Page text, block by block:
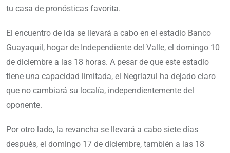
tu casa de pronósticas favorita.
El encuentro de ida se llevará a cabo en el estadio Banco
Guayaquil, hogar de Independiente del Valle, el domingo 10
de diciembre a las 18 horas. A pesar de que este estadio
tiene una capacidad limitada, el Negriazul ha dejado claro
que no cambiará su localía, independientemente del
oponente.
Por otro lado, la revancha se llevará a cabo siete días
después, el domingo 17 de diciembre, también a las 18